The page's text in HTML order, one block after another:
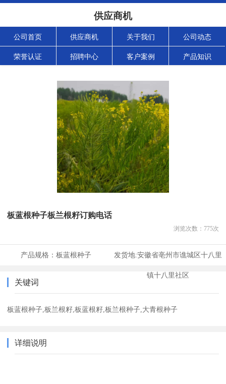
供应商机
公司首页 供应商机 关于我们 公司动态
荣誉认证 招聘中心 客户案例 产品知识
板蓝根种子板兰根籽订购电话
浏览次数： 775次
产品规格： 板蓝根种子 发货地:安徽省亳州市谯城区十八里
镇十八里社区
关键词
板蓝根种子,板兰根籽,板蓝根籽,板兰根种子,大青根种子
详细说明